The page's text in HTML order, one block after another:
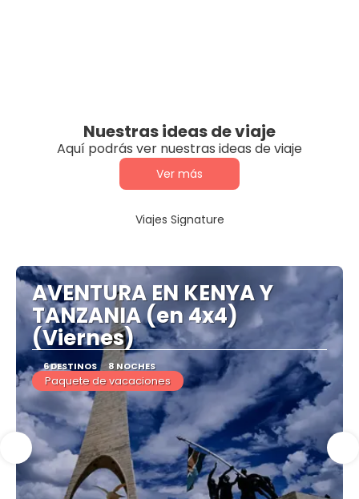
Nuestras ideas de viaje
Aquí podrás ver nuestras ideas de viaje
Ver más
Viajes Signature
AVENTURA EN KENYA Y
TANZANIA (en 4x4)
(Viernes)
6 DESTINOS 8 NOCHES
Paquete de vacaciones